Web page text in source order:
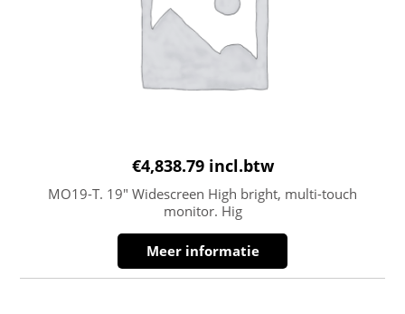
€4,838.79 incl.btw
MO19-T. 19″ Widescreen High bright, multi-touch
monitor. Hig
Meer informatie